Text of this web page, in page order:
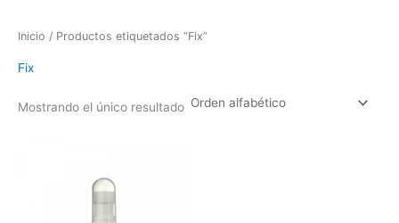
Inicio / Productos etiquetados “Fix”
Fix
Mostrando el único resultado